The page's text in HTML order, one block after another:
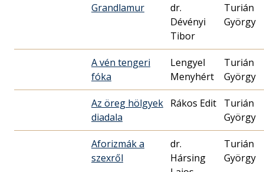
Grandlamur
dr.
Dévényi
Tibor
Turián
György
A vén tengeri
fóka
Lengyel
Menyhért
Turián
György
Az öreg hölgyek
diadala
Rákos Edit
Turián
György
Aforizmák a
szexről
dr.
Hársing
Turián
György